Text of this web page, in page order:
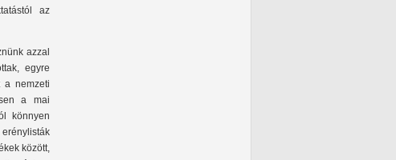
az
azzal
egyre
a nemzeti
a mai
könnyen
között,